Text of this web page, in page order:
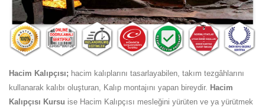
Hacim Kalıpçısı; hacim kalıplarını tasarlayabilen, takım tezgâhlarını
kullanarak kalıbı oluşturan, Kalıp montajını yapan bireydir. Hacim
Kalıpçısı Kursu ise Hacim Kalıpçısı mesleğini yürüten ve ya yürütmek